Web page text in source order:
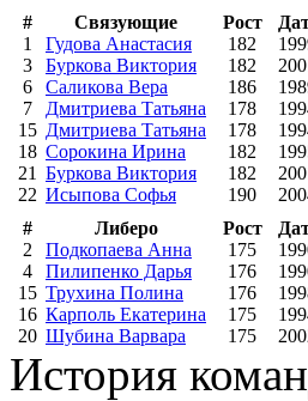
#
Связующие Рост
1
Гудова Анастасия 182
3
Буркова Виктория 182
6
Саликова Вера 186
7
Дмитриева Татьяна 178
15 Дмитриева Татьяна 178
18 Сорокина Ирина 182
21 Буркова Виктория 182
22 Исыпова Софья 190
#
Либеро Рост
2
Подкопаева Анна 175
4
Пилипенко Дарья 176
15 Трухина Полина 176
16 Карполь Екатерина 175
20 Шубина Варвара 175
История